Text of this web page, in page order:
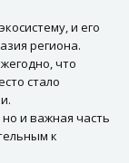
и его
региона.
что
стало
и важная часть
к